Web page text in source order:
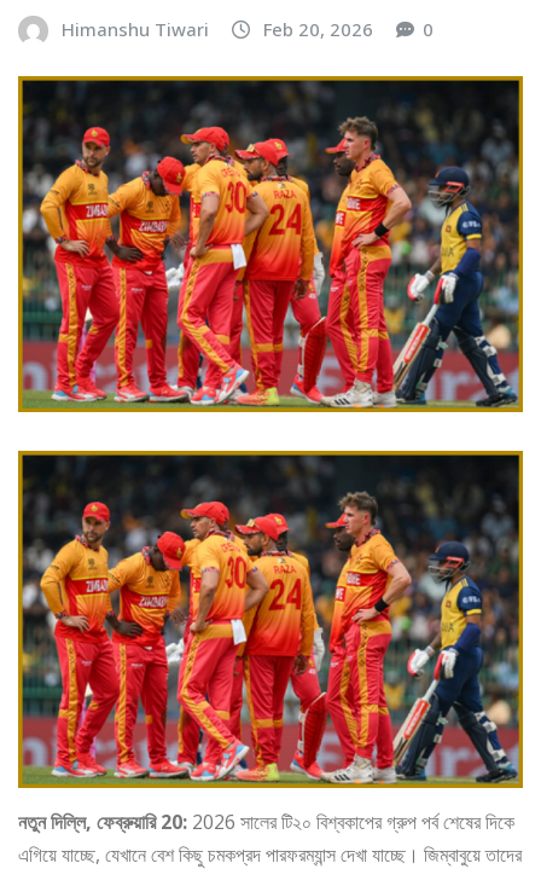
Himanshu Tiwari Feb 20, 2026 0
নতুন দিল্লি, ফেব্রুয়ারি 20: 2026 সালের টি২০ বিশ্বকাপের গ্রুপ পর্ব শেষের দিকে
এগিয়ে যাচ্ছে, যেখানে বেশ কিছু চমকপ্রদ পারফরম্যান্স দেখা যাচ্ছে। জিম্বাবুয়ে তাদের